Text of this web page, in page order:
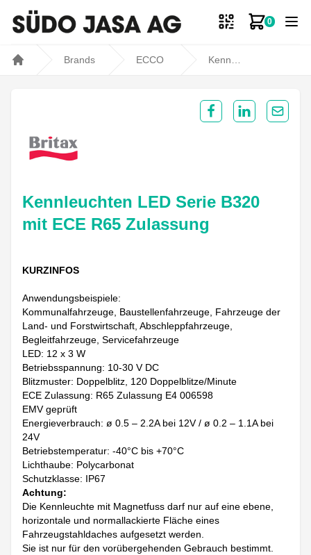
0
Zum
Brands ECCO
Kennleuchten LED Serie B320
mit ECE R65 Zulassung
KURZINFOS
Anwendungsbeispiele:
Kommunalfahrzeuge, Baustellenfahrzeuge, Fahrzeuge der
Land- und Forstwirtschaft, Abschleppfahrzeuge,
Begleitfahrzeuge, Servicefahrzeuge
LED: 12 x 3 W
Betriebsspannung: 10-30 V DC
Blitzmuster: Doppelblitz, 120 Doppelblitze/Minute
ECE Zulassung: R65 Zulassung E4 006598
EMV geprüft
Energieverbrauch: ø 0.5 – 2.2A bei 12V / ø 0.2 – 1.1A bei
24V
Betriebstemperatur: -40°C bis +70°C
Lichthaube: Polycarbonat
Schutzklasse: IP67
Achtung:
Die Kennleuchte mit Magnetfuss darf nur auf eine ebene,
horizontale und normallackierte Fläche eines
Fahrzeugstahldaches aufgesetzt werden.
Sie ist nur für den vorübergehenden Gebrauch bestimmt.
Share on Facebook
Share onShare